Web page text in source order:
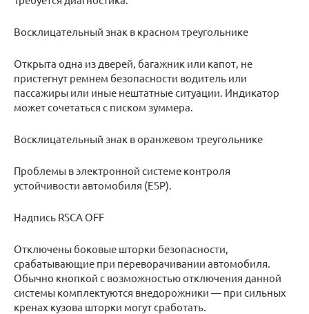
Восклицательный знак в красном треугольнике
Открыта одна из дверей, багажник или капот, не
пристегнут ремнем безопасности водитель или
пассажиры или иные нештатные ситуации. Индикатор
может сочетаться с писком зуммера.
Восклицательный знак в оранжевом треугольнике
Проблемы в электронной системе контроля
устойчивости автомобиля (ESP).
Надпись RSCA OFF
Отключены боковые шторки безопасности,
срабатывающие при переворачивании автомобиля.
Обычно кнопкой с возможностью отключения данной
системы комплектуются внедорожники — при сильных
кренах кузова шторки могут сработать.